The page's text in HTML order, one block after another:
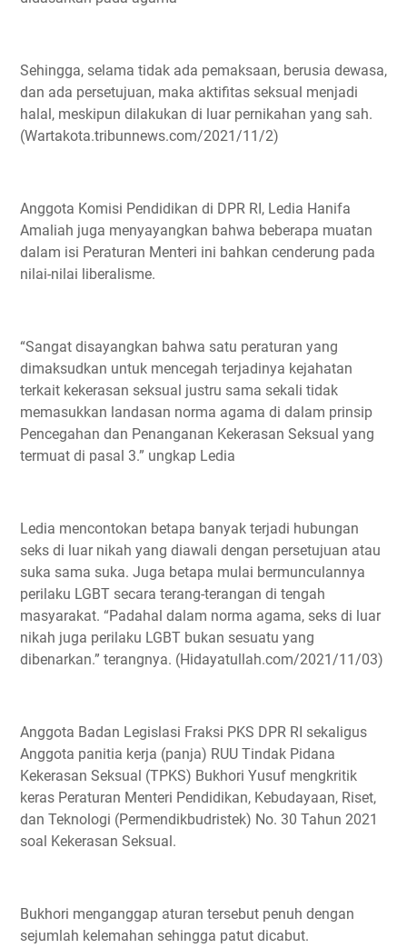
Sehingga, selama tidak ada pemaksaan, berusia dewasa,
dan ada persetujuan, maka aktifitas seksual menjadi
halal, meskipun dilakukan di luar pernikahan yang sah.
(Wartakota.tribunnews.com/2021/11/2)
Anggota Komisi Pendidikan di DPR RI, Ledia Hanifa
Amaliah juga menyayangkan bahwa beberapa muatan
dalam isi Peraturan Menteri ini bahkan cenderung pada
nilai-nilai liberalisme.
“Sangat disayangkan bahwa satu peraturan yang
dimaksudkan untuk mencegah terjadinya kejahatan
terkait kekerasan seksual justru sama sekali tidak
memasukkan landasan norma agama di dalam prinsip
Pencegahan dan Penanganan Kekerasan Seksual yang
termuat di pasal 3.” ungkap Ledia
Ledia mencontokan betapa banyak terjadi hubungan
seks di luar nikah yang diawali dengan persetujuan atau
suka sama suka. Juga betapa mulai bermunculannya
perilaku LGBT secara terang-terangan di tengah
masyarakat. “Padahal dalam norma agama, seks di luar
nikah juga perilaku LGBT bukan sesuatu yang
dibenarkan.” terangnya. (Hidayatullah.com/2021/11/03)
Anggota Badan Legislasi Fraksi PKS DPR RI sekaligus
Anggota panitia kerja (panja) RUU Tindak Pidana
Kekerasan Seksual (TPKS) Bukhori Yusuf mengkritik
keras Peraturan Menteri Pendidikan, Kebudayaan, Riset,
dan Teknologi (Permendikbudristek) No. 30 Tahun 2021
soal Kekerasan Seksual.
Bukhori menganggap aturan tersebut penuh dengan
sejumlah kelemahan sehingga patut dicabut.